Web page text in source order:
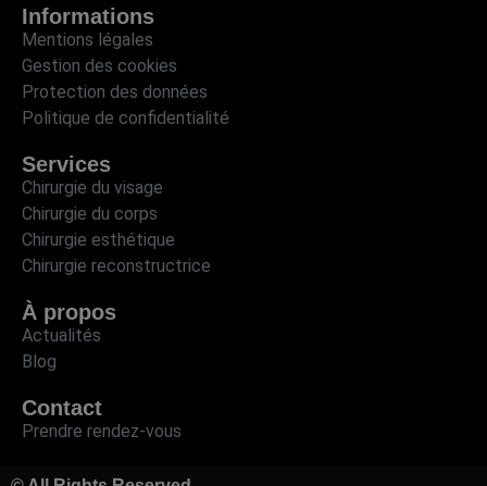
Informations
Mentions légales
Gestion des cookies
Protection des données
Politique de confidentialité
Services
Chirurgie du visage
Chirurgie du corps
Chirurgie esthétique
Chirurgie reconstructrice
À propos
Actualités
Blog
Contact
Prendre rendez-vous